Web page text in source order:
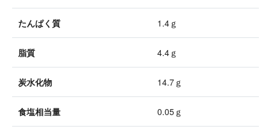
たんぱく質 1.4ｇ
脂質 4.4ｇ
炭水化物 14.7ｇ
食塩相当量 0.05ｇ